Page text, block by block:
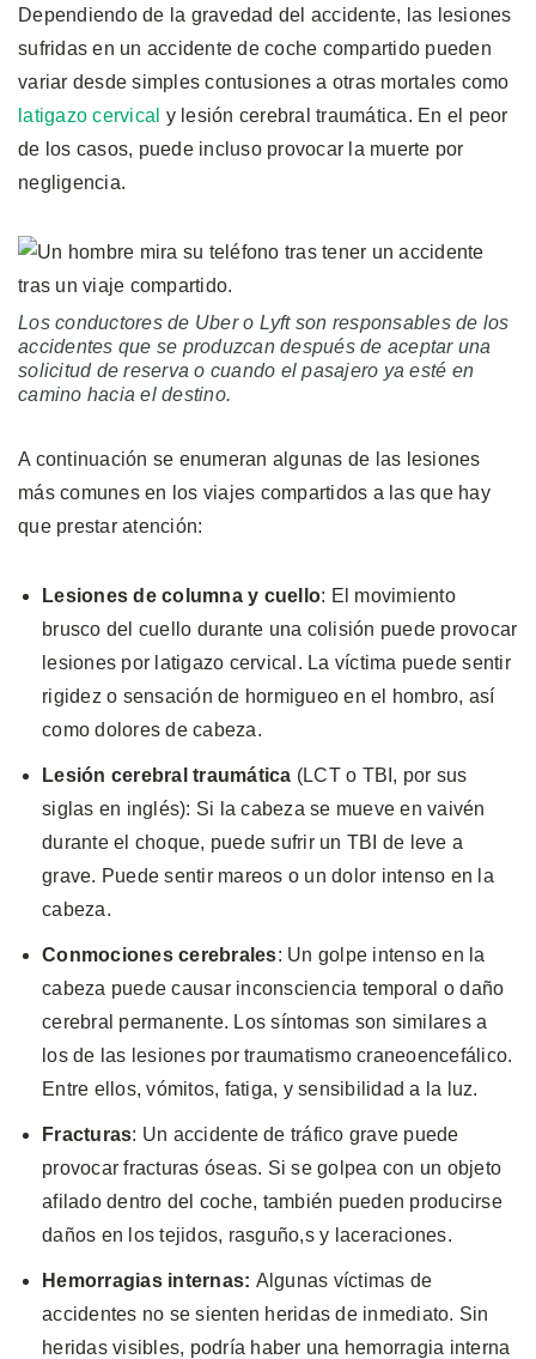
Dependiendo de la gravedad del accidente, las lesiones
sufridas en un accidente de coche compartido pueden
variar desde simples contusiones a otras mortales como
latigazo cervical y lesión cerebral traumática. En el peor
de los casos, puede incluso provocar la muerte por
negligencia.
Los conductores de Uber o Lyft son responsables de los
accidentes que se produzcan después de aceptar una
solicitud de reserva o cuando el pasajero ya esté en
camino hacia el destino.
A continuación se enumeran algunas de las lesiones
más comunes en los viajes compartidos a las que hay
que prestar atención:
Lesiones de columna y cuello: El movimiento
brusco del cuello durante una colisión puede provocar
lesiones por latigazo cervical. La víctima puede sentir
rigidez o sensación de hormigueo en el hombro, así
como dolores de cabeza.
Lesión cerebral traumática (LCT o TBI, por sus
siglas en inglés): Si la cabeza se mueve en vaivén
durante el choque, puede sufrir un TBI de leve a
grave. Puede sentir mareos o un dolor intenso en la
cabeza.
Conmociones cerebrales: Un golpe intenso en la
cabeza puede causar inconsciencia temporal o daño
cerebral permanente. Los síntomas son similares a
los de las lesiones por traumatismo craneoencefálico.
Entre ellos, vómitos, fatiga, y sensibilidad a la luz.
Fracturas: Un accidente de tráfico grave puede
provocar fracturas óseas. Si se golpea con un objeto
afilado dentro del coche, también pueden producirse
daños en los tejidos, rasguño,s y laceraciones.
Hemorragias internas: Algunas víctimas de
accidentes no se sienten heridas de inmediato. Sin
heridas visibles, podría haber una hemorragia interna